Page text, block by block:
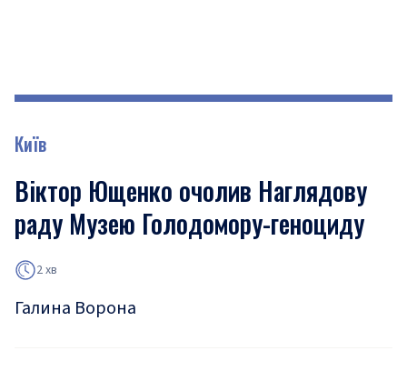
Київ
Віктор Ющенко очолив Наглядову
раду Музею Голодомору-геноциду
2 хв
Галина Ворона